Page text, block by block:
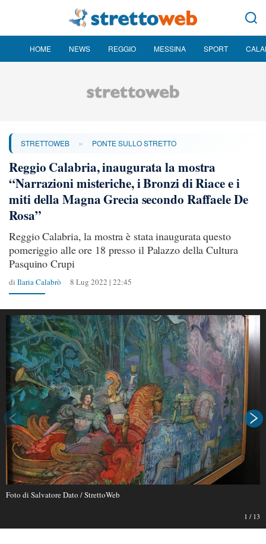
HOME NEWS REGGIO MESSINA SPORT
STRETTOWEB » PONTE SULLO STRETTO
Reggio Calabria, inaugurata la mostra
“Narrazioni misteriche, i Bronzi di Riace e i
miti della Magna Grecia secondo Raffaele De
Rosa”
Reggio Calabria, la mostra è stata inaugurata questo
pomeriggio alle ore 18 presso il Palazzo della Cultura
Pasquino Crupi
di Ilaria Calabrò 8 Lug 2022 | 22:45
Foto di Salvatore Dato / StrettoWeb
1 / 13